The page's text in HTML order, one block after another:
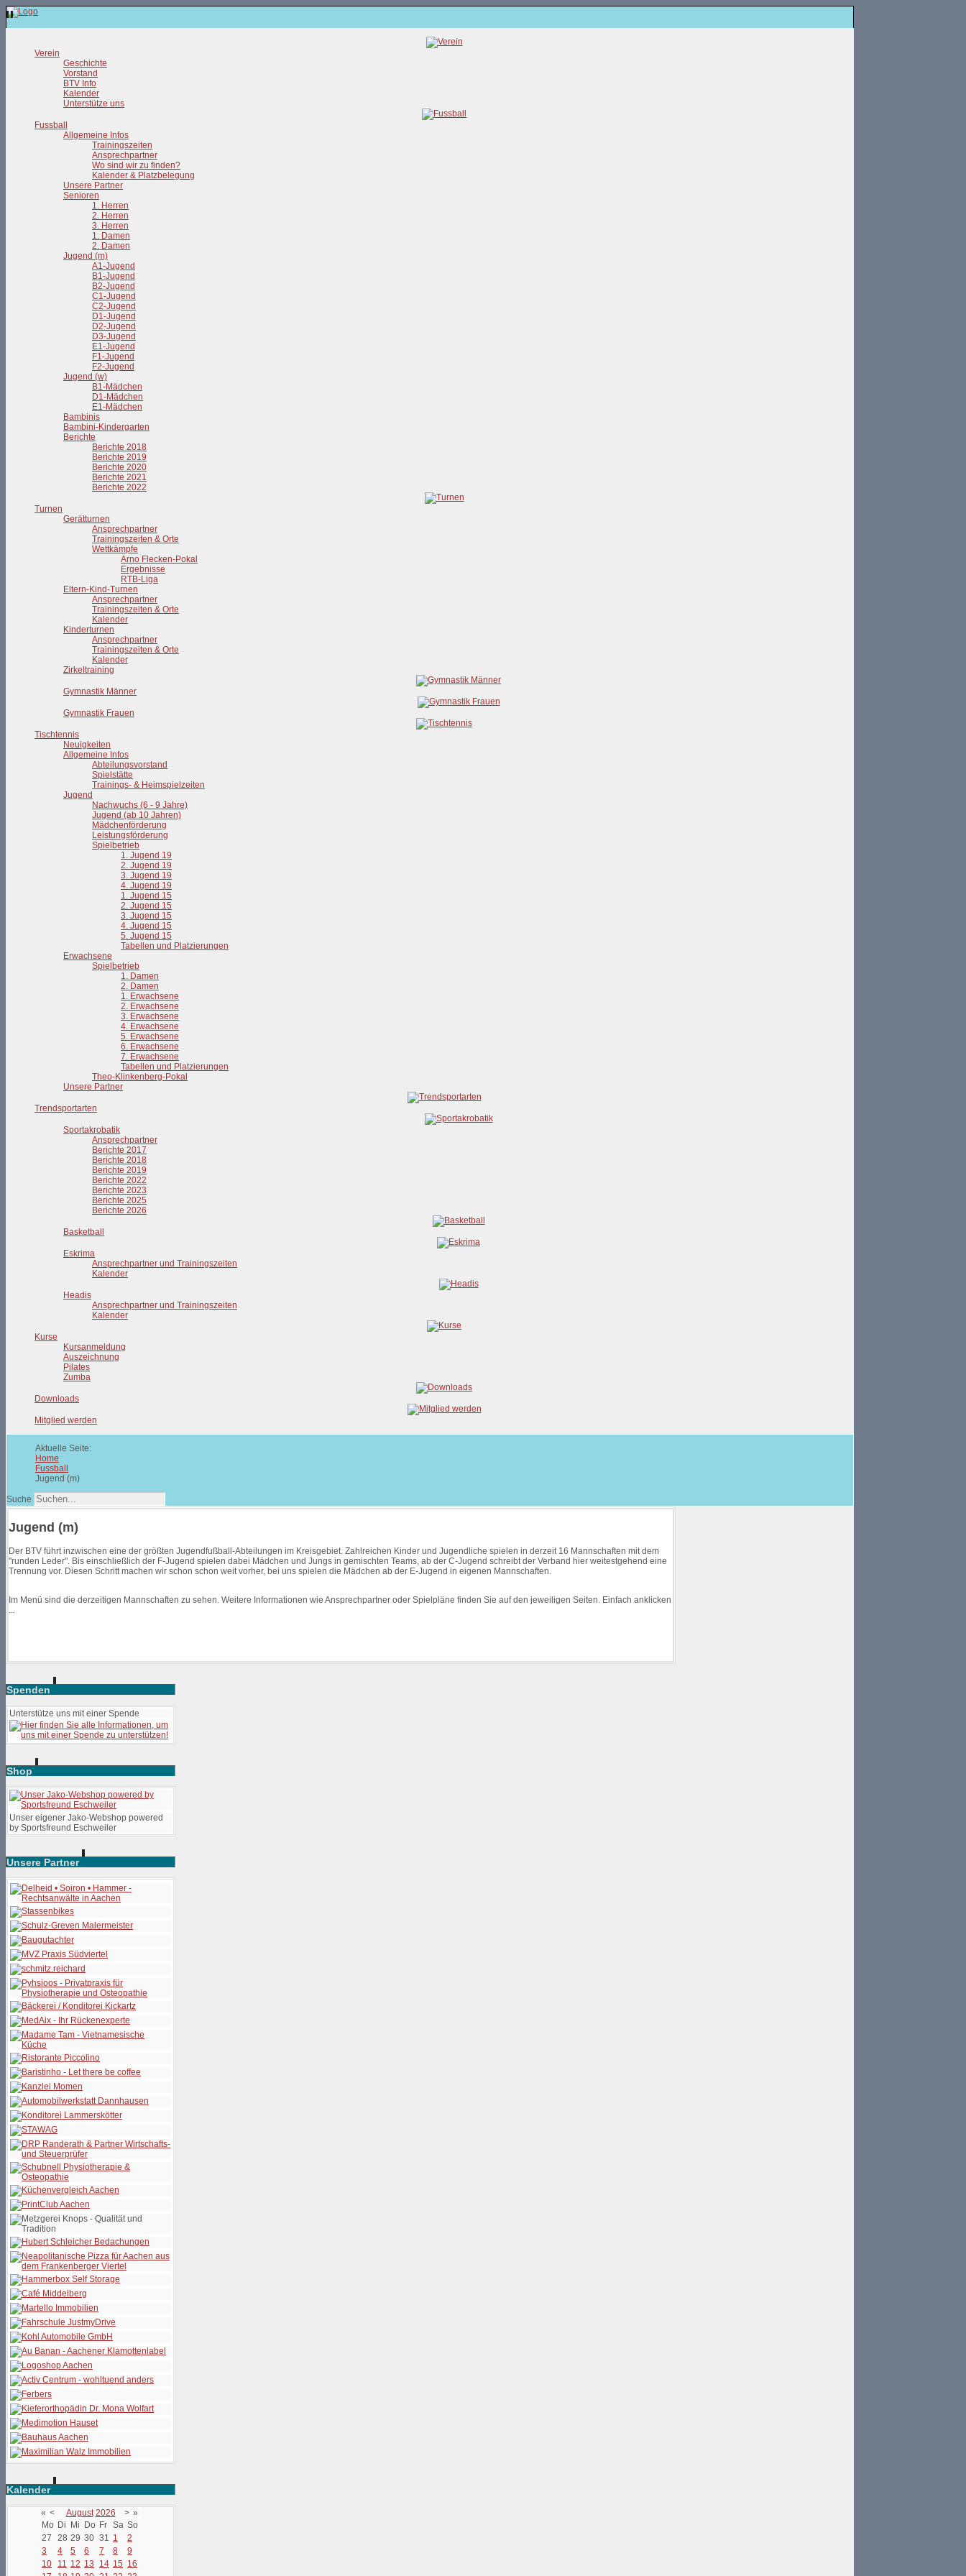
Verein
Geschichte
Vorstand
BTV Info
Kalender
Unterstütze uns
Fussball
Allgemeine Infos
Trainingszeiten
Ansprechpartner
Wo sind wir zu finden?
Kalender & Platzbelegung
Unsere Partner
Senioren
1. Herren
2. Herren
3. Herren
1. Damen
2. Damen
Jugend (m)
A1-Jugend
B1-Jugend
B2-Jugend
C1-Jugend
C2-Jugend
D1-Jugend
D2-Jugend
D3-Jugend
E1-Jugend
F1-Jugend
F2-Jugend
Jugend (w)
B1-Mädchen
D1-Mädchen
E1-Mädchen
Bambinis
Bambini-Kindergarten
Berichte
Berichte 2018
Berichte 2019
Berichte 2020
Berichte 2021
Berichte 2022
Turnen
Gerätturnen
Ansprechpartner
Trainingszeiten & Orte
Wettkämpfe
Arno Flecken-Pokal
Ergebnisse
RTB-Liga
Eltern-Kind-Turnen
Ansprechpartner
Trainingszeiten & Orte
Kalender
Kinderturnen
Ansprechpartner
Trainingszeiten & Orte
Kalender
Zirkeltraining
Gymnastik Männer
Gymnastik Frauen
Tischtennis
Neuigkeiten
Allgemeine Infos
Abteilungsvorstand
Spielstätte
Trainings- & Heimspielzeiten
Jugend
Nachwuchs (6 - 9 Jahre)
Jugend (ab 10 Jahren)
Mädchenförderung
Leistungsförderung
Spielbetrieb
1. Jugend 19
2. Jugend 19
3. Jugend 19
4. Jugend 19
1. Jugend 15
2. Jugend 15
3. Jugend 15
4. Jugend 15
5. Jugend 15
Tabellen und Platzierungen
Erwachsene
Spielbetrieb
1. Damen
2. Damen
1. Erwachsene
2. Erwachsene
3. Erwachsene
4. Erwachsene
5. Erwachsene
6. Erwachsene
7. Erwachsene
Tabellen und Platzierungen
Theo-Klinkenberg-Pokal
Unsere Partner
Trendsportarten
Sportakrobatik
Ansprechpartner
Berichte 2017
Berichte 2018
Berichte 2019
Berichte 2022
Berichte 2023
Berichte 2025
Berichte 2026
Basketball
Eskrima
Ansprechpartner und Trainingszeiten
Kalender
Headis
Ansprechpartner und Trainingszeiten
Kalender
Kurse
Kursanmeldung
Auszeichnung
Pilates
Zumba
Downloads
Mitglied werden
Aktuelle Seite:
Home
Fussball
Jugend (m)
Suche
Jugend (m)
Der BTV führt inzwischen eine der größten Jugendfußball-Abteilungen im Kreisgebiet. Zahlreichen Kinder und Jugendliche spielen in derzeit 16 Mannschaften mit dem
"runden Leder". Bis einschließlich der F-Jugend spielen dabei Mädchen und Jungs in gemischten Teams, ab der C-Jugend schreibt der Verband hier weitestgehend eine
Trennung vor. Diesen Schritt machen wir schon schon weit vorher, bei uns spielen die Mädchen ab der E-Jugend in eigenen Mannschaften.
Im Menü sind die derzeitigen Mannschaften zu sehen. Weitere Informationen wie Ansprechpartner oder Spielpläne finden Sie auf den jeweiligen Seiten. Einfach anklicken
...
Spenden
Unterstütze uns mit einer Spende
Shop
Unser eigener Jako-Webshop powered
by Sportsfreund Eschweiler
Unsere Partner
Kalender
« < August 2026 > »
Mo Di Mi Do Fr Sa So
27
28 29 30 31 1
2
3
4 5 6 7 8
9
10
11 12 13 14 15 16